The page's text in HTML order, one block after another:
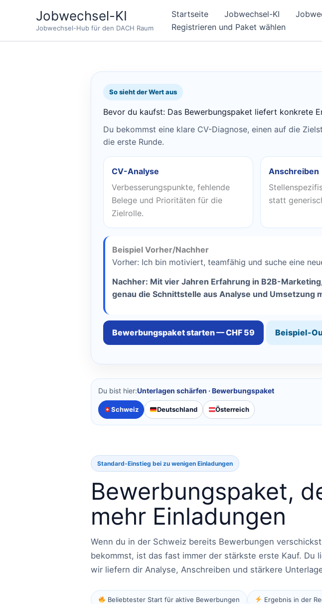
Jobwechsel-KI
Jobwechsel-Hub für den DACH Raum
Startseite Jobwechsel-KI
Registrieren und Paket wählen
So sieht der Wert aus
Bevor du kaufst: Das Bewerbungspaket liefert konkrete
Du bekommst eine klare CV-Diagnose, einen auf die
die erste Runde.
CV-Analyse
Verbesserungspunkte, fehlende
Belege und Prioritäten für die
Zielrolle.
Anschreiben
statt
Beispiel Vorher/Nachher
Vorher: Ich bin motiviert, teamfähig und suche eine
Nachher: Mit vier Jahren Erfahrung in B2B-
genau die Schnittstelle aus Analyse und Umsetzung
Bewerbungspaket starten — CHF 59 Beispiel-
Du bist hier:Unterlagen schärfen · Bewerbungspaket
Schweiz Deutschland Österreich
Standard-Einstieg bei zu wenigen Einladungen
Bewerbungspaket,
mehr Einladungen
Wenn du in der Schweiz bereits Bewerbungen
bekommst, ist das fast immer der stärkste erste Kauf. Du
wir liefern dir Analyse, Anschreiben und stärkere
Beliebtester Start für aktive Bewerbungen Ergebnis in der